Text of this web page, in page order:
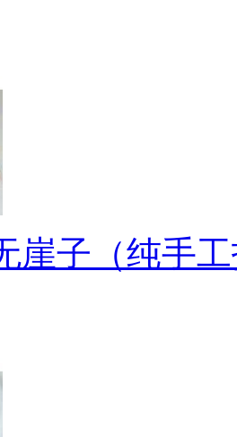
崖子（纯手